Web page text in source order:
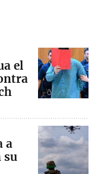
el
a
su